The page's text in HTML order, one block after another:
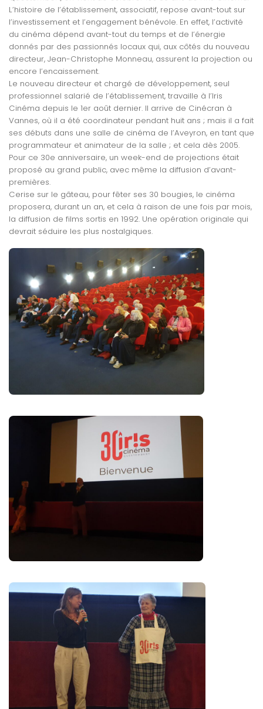
L’histoire de l’établissement, associatif, repose avant-tout sur
l’investissement et l’engagement bénévole. En effet, l’activité
du cinéma dépend avant-tout du temps et de l’énergie
donnés par des passionnés locaux qui, aux côtés du nouveau
directeur, Jean-Christophe Monneau, assurent la projection ou
encore l’encaissement.
Le nouveau directeur et chargé de développement, seul
professionnel salarié de l’établissement, travaille à l’Iris
Cinéma depuis le 1er août dernier. Il arrive de Cinécran à
Vannes, où il a été coordinateur pendant huit ans ; mais il a fait
ses débuts dans une salle de cinéma de l’Aveyron, en tant que
programmateur et animateur de la salle ; et cela dès 2005.
Pour ce 30e anniversaire, un week-end de projections était
proposé au grand public, avec même la diffusion d’avant-
premières.
Cerise sur le gâteau, pour fêter ses 30 bougies, le cinéma
proposera, durant un an, et cela à raison de une fois par mois,
la diffusion de films sortis en 1992. Une opération originale qui
devrait séduire les plus nostalgiques.